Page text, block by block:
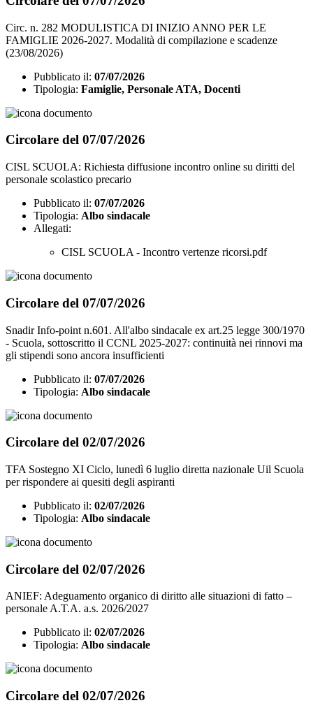
Circ. n. 282 MODULISTICA DI INIZIO ANNO PER LE
FAMIGLIE 2026-2027. Modalità di compilazione e scadenze
(23/08/2026)
Pubblicato il: 07/07/2026
Tipologia: Famiglie, Personale ATA, Docenti
Circolare del 07/07/2026
CISL SCUOLA: Richiesta diffusione incontro online su diritti del
personale scolastico precario
Pubblicato il: 07/07/2026
Tipologia: Albo sindacale
Allegati:
CISL SCUOLA - Incontro vertenze ricorsi.pdf
Circolare del 07/07/2026
Snadir Info-point n.601. All'albo sindacale ex art.25 legge 300/1970
- Scuola, sottoscritto il CCNL 2025-2027: continuità nei rinnovi ma
gli stipendi sono ancora insufficienti
Pubblicato il: 07/07/2026
Tipologia: Albo sindacale
Circolare del 02/07/2026
TFA Sostegno XI Ciclo, lunedì 6 luglio diretta nazionale Uil Scuola
per rispondere ai quesiti degli aspiranti
Pubblicato il: 02/07/2026
Tipologia: Albo sindacale
Circolare del 02/07/2026
ANIEF: Adeguamento organico di diritto alle situazioni di fatto –
personale A.T.A. a.s. 2026/2027
Pubblicato il: 02/07/2026
Tipologia: Albo sindacale
Circolare del 02/07/2026